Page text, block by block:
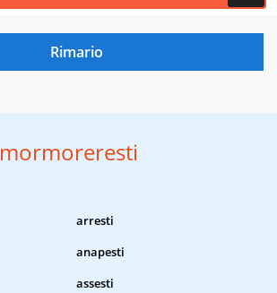
mormoreresti
arresti
anapesti
assesti